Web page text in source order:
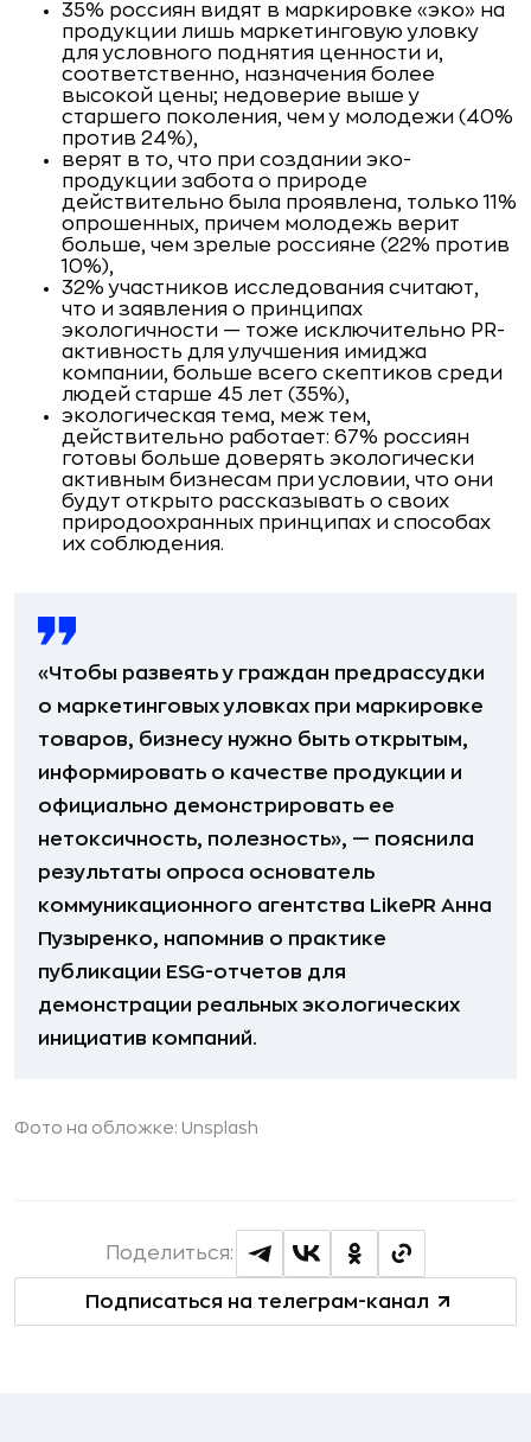
35% россиян видят в маркировке «эко» на
продукции лишь маркетинговую уловку
для условного поднятия ценности и,
соответственно, назначения более
высокой цены; недоверие выше у
старшего поколения, чем у молодежи (40%
против 24%),
верят в то, что при создании эко-
продукции забота о природе
действительно была проявлена, только 11%
опрошенных, причем молодежь верит
больше, чем зрелые россияне (22% против
10%),
32% участников исследования считают,
что и заявления о принципах
экологичности — тоже исключительно PR-
активность для улучшения имиджа
компании, больше всего скептиков среди
людей старше 45 лет (35%),
экологическая тема, меж тем,
действительно работает: 67% россиян
готовы больше доверять экологически
активным бизнесам при условии, что они
будут открыто рассказывать о своих
природоохранных принципах и способах
их соблюдения.
«Чтобы развеять у граждан предрассудки
о маркетинговых уловках при маркировке
товаров, бизнесу нужно быть открытым,
информировать о качестве продукции и
официально демонстрировать ее
нетоксичность, полезность», — пояснила
результаты опроса основатель
коммуникационного агентства LikePR Анна
Пузыренко, напомнив о практике
публикации ESG-отчетов для
демонстрации реальных экологических
инициатив компаний.
Фото на обложке: Unsplash
Подписаться на телеграм-канал
Поделиться: